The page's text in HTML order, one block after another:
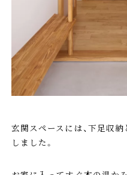
玄関スペースには、下足収
しました。